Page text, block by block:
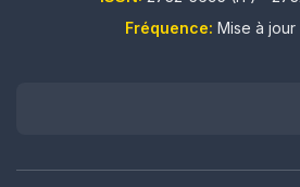
Fréquence: Mise à